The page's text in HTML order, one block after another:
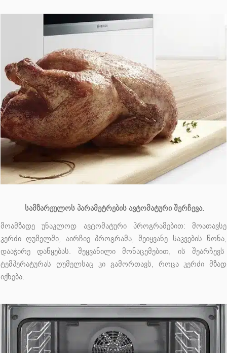
სამზარეულოს პარამეტრების ავტომატური შერჩევა.
მოამზადე უნაკლოდ ავტომატური პროგრამებით: მოათავსე
კერძი ღუმელში, აირჩიე პროგრამა, შეიყვანე საკვების წონა,
დააჭირე დაწყებას. შეყვანილი მონაცემებით, ის შეარჩევს
ტემპერატურას ღუმელსაც კი გამორთავს, როცა კერძი მზად
იქნება.